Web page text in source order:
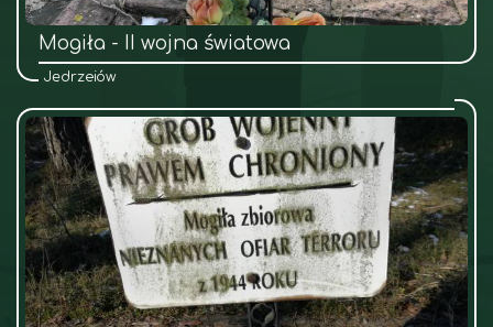
Mogiła - II wojna światowa
Jędrzejów